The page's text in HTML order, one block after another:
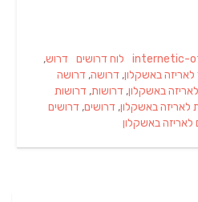
internetic-
Categories
לוח דרושים Tags
דרוש,
באשקלון,דרושה,דרושה
באשקלון,דרושות,דרושות
באשקלון,דרושים,דרושים
באשקלון